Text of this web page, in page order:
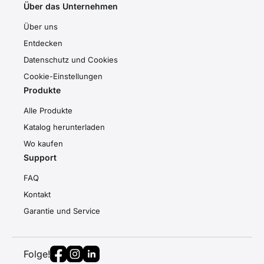
Über das Unternehmen
Über uns
Entdecken
Datenschutz und Cookies
Cookie-Einstellungen
Produkte
Alle Produkte
Katalog herunterladen
Wo kaufen
Support
FAQ
Kontakt
Garantie und Service
Folge!